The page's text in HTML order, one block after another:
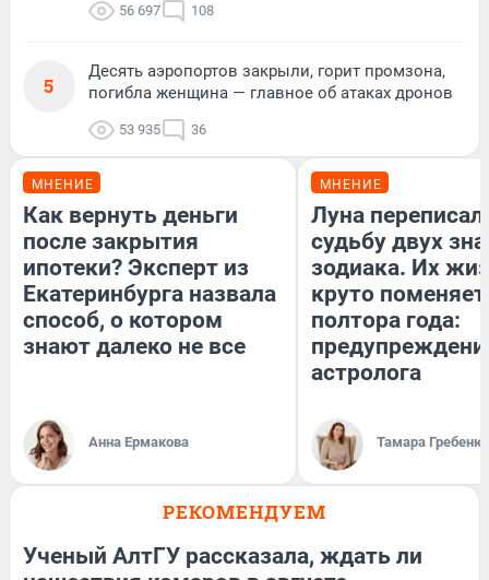
56 697 108
5
Десять аэропортов закрыли, горит промзона,
погибла женщина — главное об атаках дронов
53 935 36
МНЕНИЕ
Как вернуть деньги
после закрытия
ипотеки? Эксперт из
Екатеринбурга назвала
способ, о котором
знают далеко не все
Анна Ермакова
МНЕНИЕ
Луна
судьбу двух
зодиака. Их
круто
полтора года:
астролога
Тамара
РЕКОМЕНДУЕМ
Ученый АлтГУ рассказала, ждать ли